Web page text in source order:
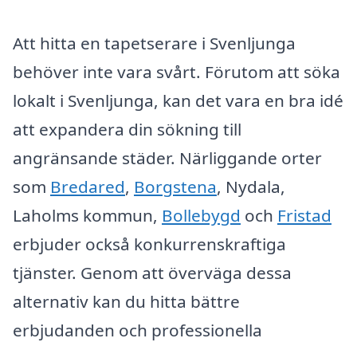
Att hitta en tapetserare i Svenljunga
behöver inte vara svårt. Förutom att söka
lokalt i Svenljunga, kan det vara en bra idé
att expandera din sökning till
angränsande städer. Närliggande orter
som Bredared, Borgstena, Nydala,
Laholms kommun, Bollebygd och Fristad
erbjuder också konkurrenskraftiga
tjänster. Genom att överväga dessa
alternativ kan du hitta bättre
erbjudanden och professionella